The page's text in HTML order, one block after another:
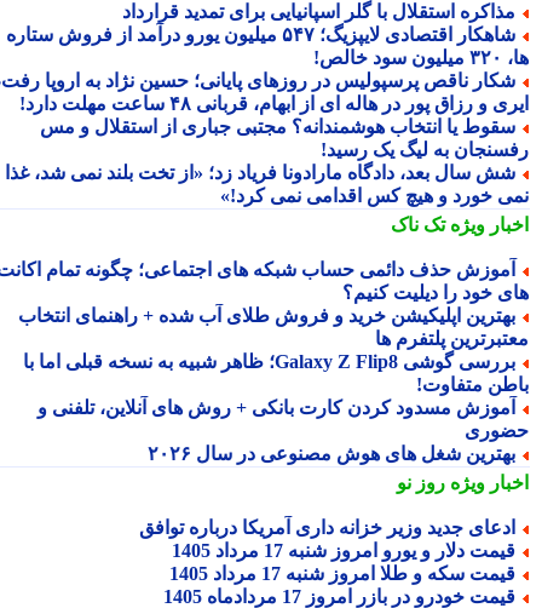
استقلال با گلر اسپانیایی برای تمدید قرارداد
شاهکار اقتصادی لایپزیگ؛ ۵۴۷ میلیون یورو درآمد از فروش ستاره
ناقص پرسپولیس در روزهای پایانی؛ حسین نژاد به اروپا رفت،
و رزاق پور در هاله ای از ابهام، قربانی ۴۸ ساعت مهلت دارد!
یا انتخاب هوشمندانه؟ مجتبی جباری از استقلال و مس
به لیگ یک رسید!
سال بعد، دادگاه مارادونا فریاد زد؛ «از تخت بلند نمی شد، غذا
خورد و هیچ کس اقدامی نمی کرد!»
ویژهتک ناک
حذف دائمی حساب شبکه های اجتماعی؛ چگونه تمام اکانت
خود را دیلیت کنیم؟
اپلیکیشن خرید و فروش طلای آب شده + راهنمای انتخاب
پلتفرم ها
بررسی گوشی Galaxy Z Flip8؛ ظاهر شبیه به نسخه قبلی اما با
متفاوت!
مسدود کردن کارت بانکی + روش های آنلاین، تلفنی و
شغل های هوش مصنوعی در سال ۲۰۲۶
ویژهروز نو
جدید وزیر خزانه داری آمریکا درباره توافق
دلار و یورو امروز شنبه 17 مرداد 1405
سکه و طلا امروز شنبه 17 مرداد 1405
خودرو در بازر امروز 17 مردادماه 1405